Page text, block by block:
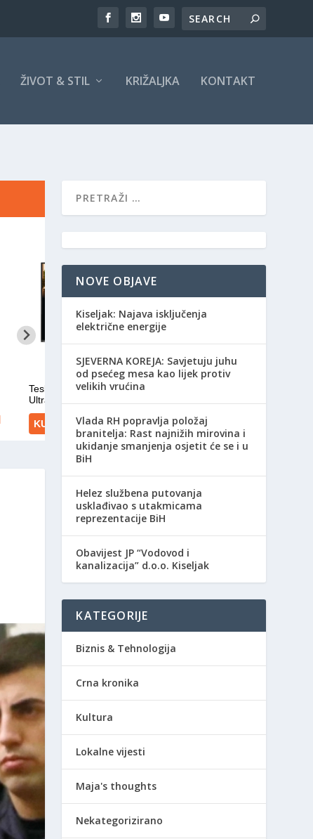
ŽIVOT & STIL KRIŽALJKA KONTAKT
NOVE OBJAVE
Kiseljak: Najava isključenja
električne energije
SJEVERNA KOREJA: Savjetuju juhu
od psećeg mesa kao lijek protiv
velikih vrućina
Vlada RH popravlja položaj
branitelja: Rast najnižih mirovina i
ukidanje smanjenja osjetit će se i u
BiH
Helez službena putovanja
usklađivao s utakmicama
reprezentacije BiH
Obavijest JP “Vodovod i
kanalizacija” d.o.o. Kiseljak
KATEGORIJE
Biznis & Tehnologija
Crna kronika
Kultura
Lokalne vijesti
Maja's thoughts
Nekategorizirano